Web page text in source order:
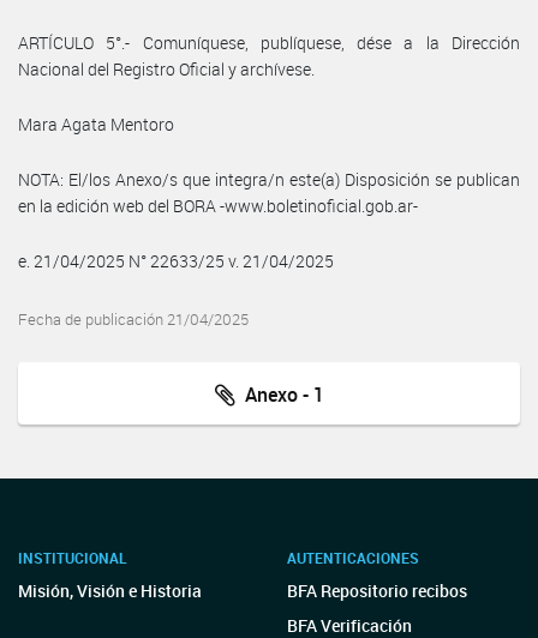
ARTÍCULO 5°.- Comuníquese, publíquese, dése a la Dirección
Nacional del Registro Oficial y archívese.
Mara Agata Mentoro
NOTA: El/los Anexo/s que integra/n este(a) Disposición se publican
en la edición web del BORA -www.boletinoficial.gob.ar-
e. 21/04/2025 N° 22633/25 v. 21/04/2025
Fecha de publicación 21/04/2025
Anexo - 1
INSTITUCIONAL
Misión, Visión e Historia
AUTENTICACIONES
BFA Repositorio recibos
BFA Verificación